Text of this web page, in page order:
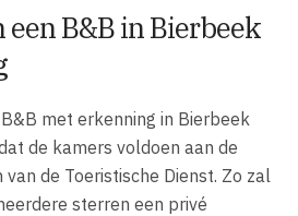
B&B in Bierbeek
met erkenning in Bierbeek
de kamers voldoen aan de
de Toeristische Dienst. Zo zal
sterren een privé